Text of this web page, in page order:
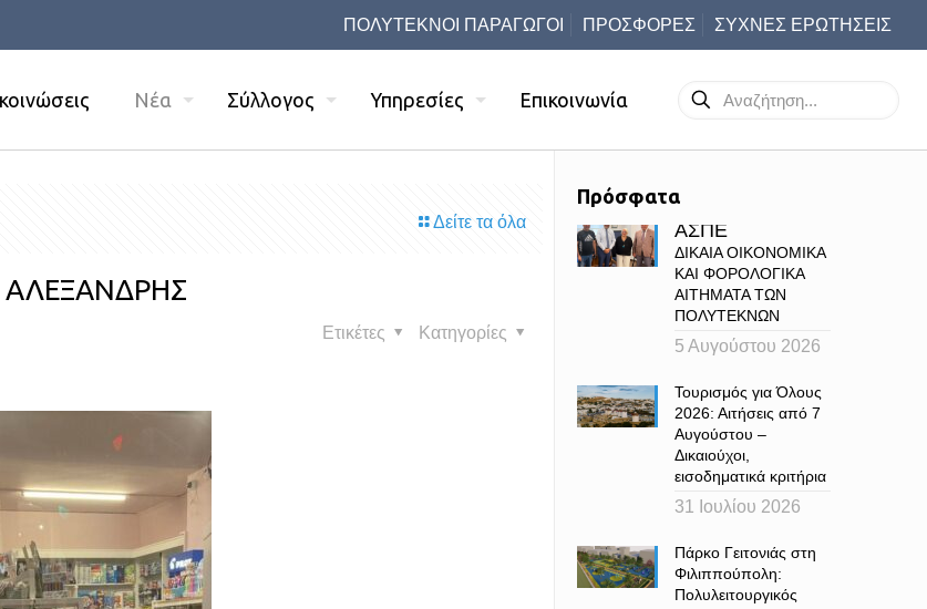
ΠΟΛΥΤΕΚΝΟΙ ΠΑΡΑΓΩΓΟΙ ΠΡΟΣΦΟΡΕΣ ΣΥΧΝΕΣ ΕΡΩΤΗΣΕΙΣ
Νέα Σύλλογος Υπηρεσίες Επικοινωνία
Δείτε τα όλα
ΑΛΕΞΑΝΔΡΗΣ
Κατηγορίες
Ετικέτες
Πρόσφατα
ΑΣΠΕ
ΔΙΚΑΙΑ ΟΙΚΟΝΟΜΙΚΑ
ΚΑΙ ΦΟΡΟΛΟΓΙΚΑ
ΑΙΤΗΜΑΤΑ ΤΩΝ
ΠΟΛΥΤΕΚΝΩΝ
5 Αυγούστου 2026
Τουρισμός για Όλους
2026: Αιτήσεις από 7
Αυγούστου –
Δικαιούχοι,
εισοδηματικά κριτήρια
31 Ιουλίου 2026
Πάρκο Γειτονιάς στη
Φιλιππούπολη:
Πολυλειτουργικός